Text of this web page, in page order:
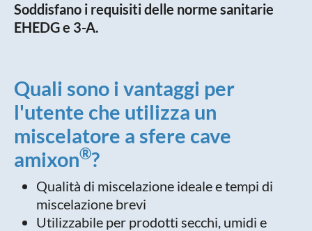
Soddisfano i requisiti delle norme sanitarie
EHEDG e 3-A.
Quali sono i vantaggi per
l'utente che utilizza un
miscelatore a sfere cave
amixon®?
Qualità di miscelazione ideale e tempi di
miscelazione brevi
Utilizzabile per prodotti secchi, umidi e